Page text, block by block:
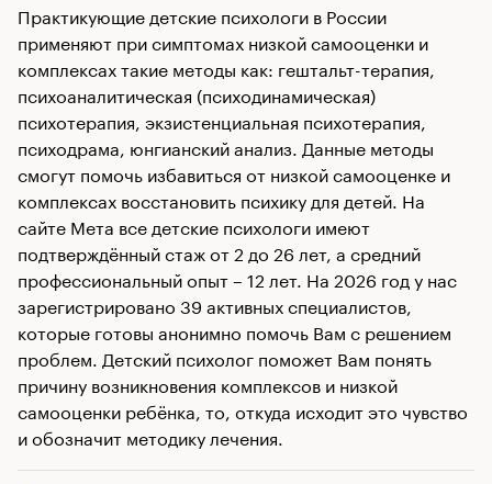
Практикующие детские психологи в России
применяют при симптомах низкой самооценки и
комплексах такие методы как: гештальт-терапия,
психоаналитическая (психодинамическая)
психотерапия, экзистенциальная психотерапия,
психодрама, юнгианский анализ. Данные методы
смогут помочь избавиться от низкой самооценке и
комплексах восстановить психику для детей. На
сайте Мета все детские психологи имеют
подтверждённый стаж от 2 до 26 лет, а средний
профессиональный опыт – 12 лет. На 2026 год у нас
зарегистрировано 39 активных специалистов,
которые готовы анонимно помочь Вам с решением
проблем. Детский психолог поможет Вам понять
причину возникновения комплексов и низкой
самооценки ребёнка, то, откуда исходит это чувство
и обозначит методику лечения.